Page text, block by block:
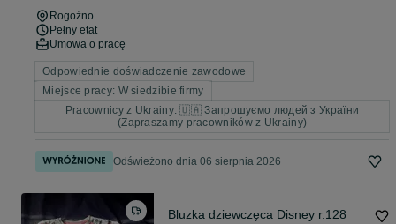
Rogoźno
Pełny etat
Umowa o pracę
Odpowiednie doświadczenie zawodowe
Miejsce pracy: W siedzibie firmy
Pracownicy z Ukrainy: 🇺🇦 Запрошуємо людей з України
(Zapraszamy pracowników z Ukrainy)
Odświeżono dnia 06 sierpnia 2026
Bluzka dziewczęca Disney r.128